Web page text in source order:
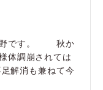
野です。 秋か
体調崩されては
解消も兼ねて今